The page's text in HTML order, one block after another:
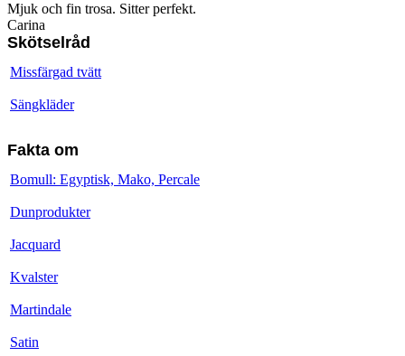
Mjuk och fin trosa. Sitter perfekt.
Carina
Skötselråd
Missfärgad tvätt
Sängkläder
Fakta om
Bomull: Egyptisk, Mako, Percale
Dunprodukter
Jacquard
Kvalster
Martindale
Satin